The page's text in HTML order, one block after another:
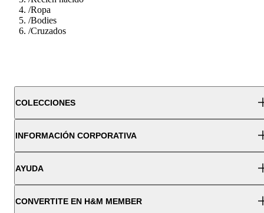
/Ropa
/Bodies
/Cruzados
COLECCIONES
INFORMACIÓN CORPORATIVA
AYUDA
CONVERTITE EN H&M MEMBER